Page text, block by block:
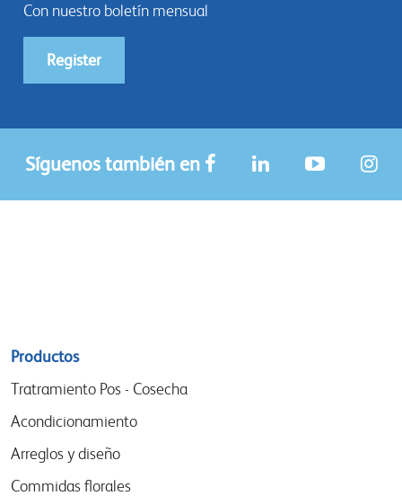
Con nuestro boletín mensual
Register
Síguenos también en
Sitemap
menu
Productos
Tratramiento Pos - Cosecha
Acondicionamiento
Arreglos y diseño
Commidas florales